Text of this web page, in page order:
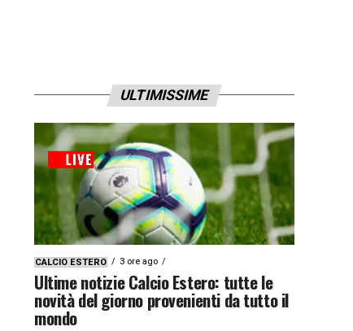
ULTIMISSIME
CALCIO ESTERO 3 ore ago
Ultime notizie Calcio Estero: tutte le
novità del giorno provenienti da tutto il
mondo